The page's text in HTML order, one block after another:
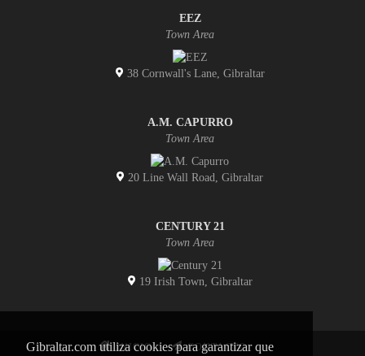
Gibraltar.com utiliza cookies para garantizar que
EEZ
Town Area
38 Cornwall's Lane, Gibraltar
A.M. CAPURRO
Town Area
20 Line Wall Road, Gibraltar
CENTURY 21
Town Area
19 Irish Town, Gibraltar
INICIO CONTACTO